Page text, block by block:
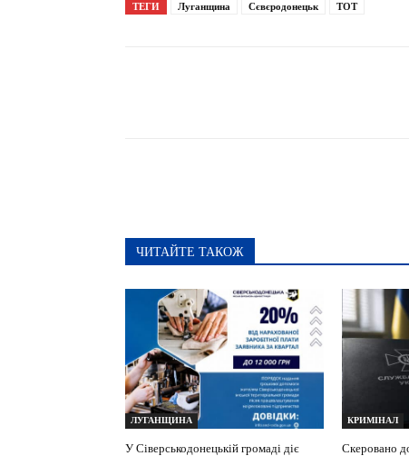
ТЕГИ Луганщина Сєвєродонецьк ТОТ
ЧИТАЙТЕ ТАКОЖ
ЛУГАНЩИНА
У Сіверськодонецькій громаді діє
КРИМІНАЛ
Скеровано